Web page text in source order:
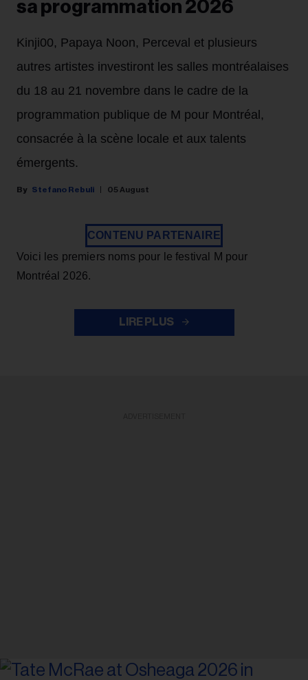
sa programmation 2026
Kinji00, Papaya Noon, Perceval et plusieurs
autres artistes investiront les salles montréalaises
du 18 au 21 novembre dans le cadre de la
programmation publique de M pour Montréal,
consacrée à la scène locale et aux talents
émergents.
Stefano Rebuli 05 August
CONTENU PARTENAIRE
Voici les premiers noms pour le festival M pour
Montréal 2026.
LIRE PLUS